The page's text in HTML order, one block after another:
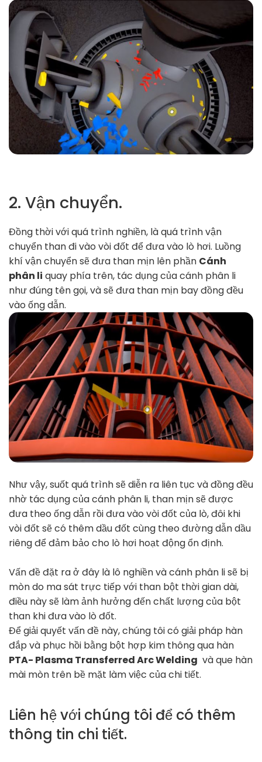
2. Vận chuyển.
Đồng thời với quá trình nghiền, là quá trình vận
chuyển than đi vào vòi đốt để đưa vào lò hơi. Luồng
khí vận chuyển sẽ đưa than mịn lên phần Cánh
phân li quay phía trên, tác dụng của cánh phân li
như đúng tên gọi, và sẽ đưa than mịn bay đồng đều
vào ống dẫn.
Như vậy, suốt quá trình sẽ diễn ra liên tục và đồng đều
nhờ tác dụng của cánh phân li, than mịn sẽ được
đưa theo ống dẫn rồi đưa vào vòi đốt của lò, đôi khi
vòi đốt sẽ có thêm dầu đốt cùng theo đường dẫn dầu
riêng để đảm bảo cho lò hơi hoạt động ổn định.
Vấn đề đặt ra ở đây là lô nghiền và cánh phân li sẽ bị
mòn do ma sát trực tiếp với than bột thời gian dài,
điều này sẽ làm ảnh hưởng đến chất lượng của bột
than khi đưa vào lò đốt.
Để giải quyết vấn đề này, chúng tôi có giải pháp hàn
đắp và phục hồi bằng bột hợp kim thông qua hàn
PTA- Plasma Transferred Arc Welding và que hàn
mài mòn trên bề mặt làm việc của chi tiết.
Liên hệ với chúng tôi để có thêm
thông tin chi tiết.